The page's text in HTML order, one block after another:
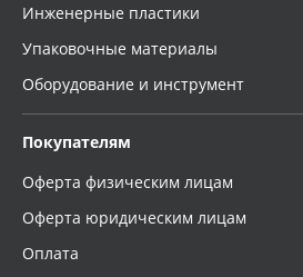
Инженерные пластики
Упаковочные материалы
Оборудование и инструмент
Покупателям
Оферта физическим лицам
Оферта юридическим лицам
Оплата